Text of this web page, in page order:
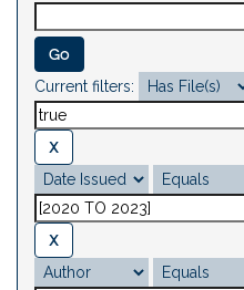
Current filters: